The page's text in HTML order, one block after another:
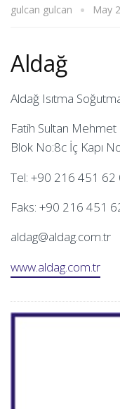
gulcan gulcan May
Aldağ
Aldağ Isıtma
Fatih Sultan Mehmet
Blok No:8c İç Kapı
Tel: +90 216 451 62
Faks: +90 216 451
aldag@aldag.com.tr
www.aldag.com.tr